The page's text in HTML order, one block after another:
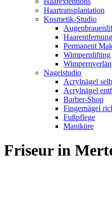
Haartransplantation
Kosmetik-Studio
Haarentfernung
Permanent
Wimpernlifting
Nagelstudio
Acrylnägel
Acrylnägel
Barber-Shop
Fingernägel
Fußpflege
Maniküre
Friseur in